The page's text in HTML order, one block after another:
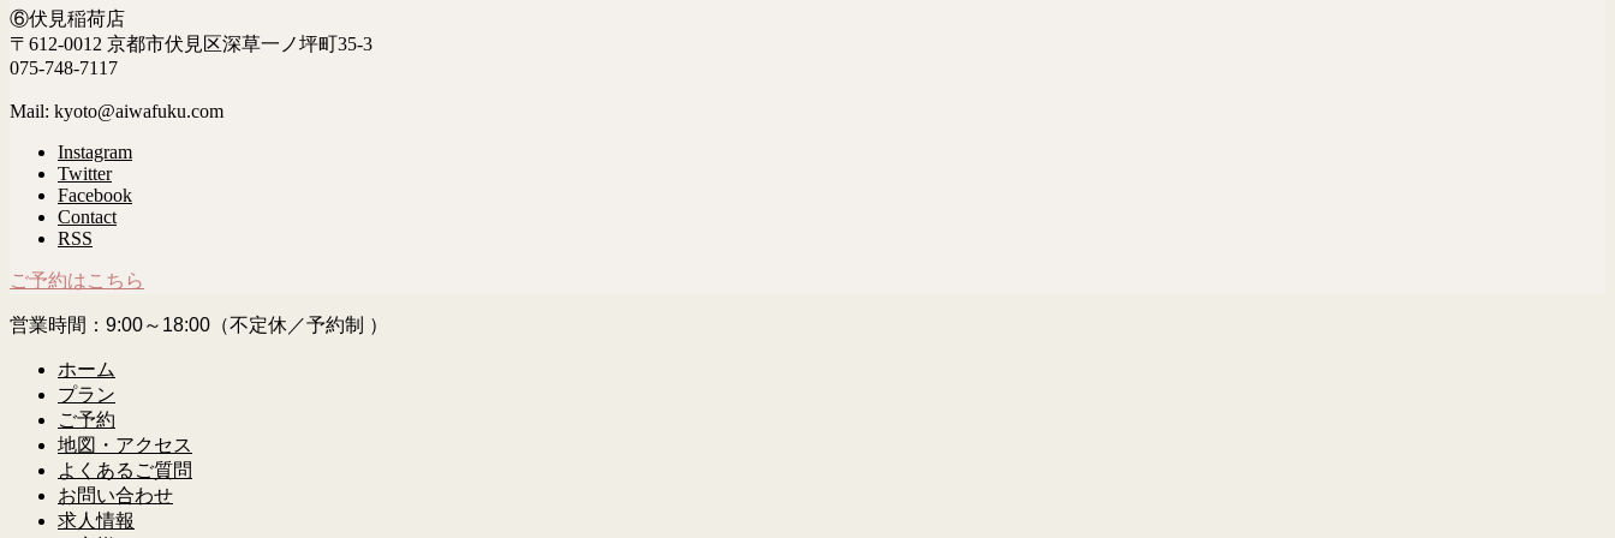
⑥伏見稲荷店
〒612-0012 京都市伏見区深草一ノ坪町35-3
075-748-7117
Mail: kyoto@aiwafuku.com
Instagram
Twitter
Facebook
Contact
RSS
ご予約はこちら
営業時間：9:00～18:00（不定休／予約制 ）
ホーム
プラン
ご予約
地図・アクセス
よくあるご質問
お問い合わせ
求人情報